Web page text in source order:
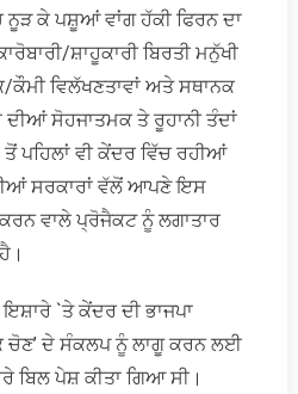
ਨੂੜ ਕੇ ਪਸ਼ੂਆਂ ਵਾਂਗ ਹੱਕੀ ਫਿਰਨ ਦਾ
ਸ਼ਾਹੂਕਾਰੀ ਬਿਰਤੀ ਮਨੁੱਖੀ
ਵਿਲੱਖਣਤਾਵਾਂ ਅਤੇ ਸਥਾਨਕ
ਸੋਹਜਾਤਮਕ ਤੇ ਰੂਹਾਨੀ ਤੰਦਾਂ
ਪਹਿਲਾਂ ਵੀ ਕੇਂਦਰ ਵਿੱਚ ਰਹੀਆਂ
ਸਰਕਾਰਾਂ ਵੱਲੋਂ ਆਪਣੇ ਇਸ
ਵਾਲੇ ਪ੍ਰੋਜੈਕਟ ਨੂੰ ਲਗਾਤਾਰ
`ਤੇ ਕੇਂਦਰ ਦੀ ਭਾਜਪਾ
ਚੋਣ’ ਦੇ ਸੰਕਲਪ ਨੂੰ ਲਾਗੂ ਕਰਨ ਲਈ
ਬਿਲ ਪੇਸ਼ ਕੀਤਾ ਗਿਆ ਸੀ।